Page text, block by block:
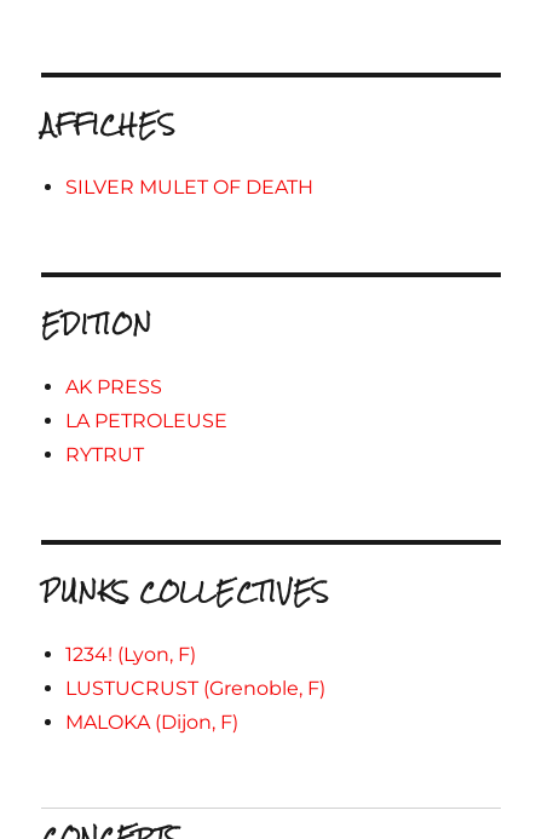
AFFICHES
SILVER MULET OF DEATH
EDITION
AK PRESS
LA PETROLEUSE
RYTRUT
PUNKS COLLECTIVES
1234! (Lyon, F)
LUSTUCRUST (Grenoble, F)
MALOKA (Dijon, F)